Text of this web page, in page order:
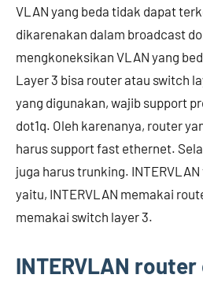
VLAN yang beda tidak dapat
dikarenakan dalam broadcast
mengkoneksikan VLAN yang
Layer 3 bisa router atau switch
yang digunakan, wajib support
dot1q. Oleh karenanya, router
harus support fast ethernet.
juga harus trunking.
yaitu, INTERVLAN memakai
memakai switch layer 3.
INTERVLAN